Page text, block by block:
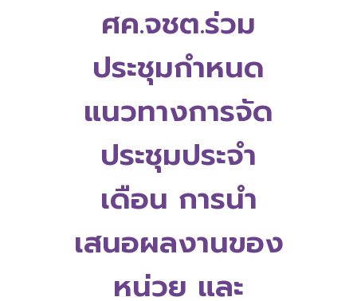
ศค.จชต.ร่วม
ประชุมกำหนด
แนวทางการจัด
ประชุมประจำ
เดือน การนำ
เสนอผลงานของ
หน่วย และ